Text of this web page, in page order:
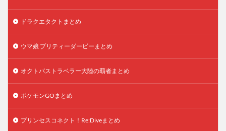
ドラクエタクトまとめ
ウマ娘 プリティーダービーまとめ
オクトパストラベラー大陸の覇者まとめ
ポケモンGOまとめ
プリンセスコネクト！Re:Diveまとめ